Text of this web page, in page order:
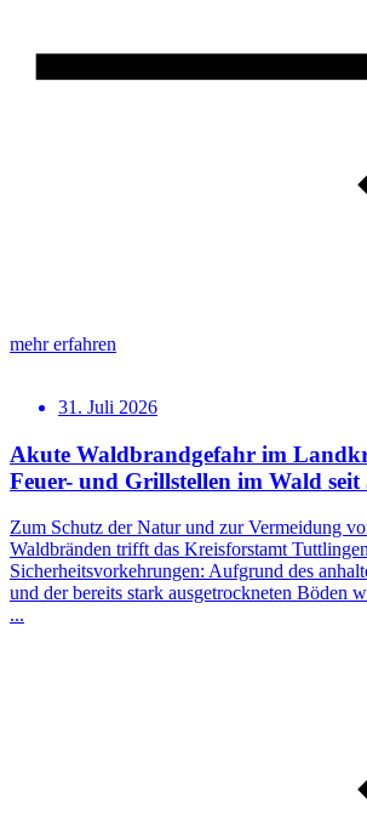
mehr erfahren
31. Juli 2026
Akute Waldbrandgefahr im
Feuer- und Grillstellen im Wald
Zum Schutz der Natur und zur Vermeidung
Waldbränden trifft das Kreisforstamt
Sicherheitsvorkehrungen: Aufgrund des
und der bereits stark ausgetrockneten Böden
...